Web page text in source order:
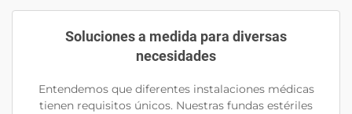
Soluciones a medida para diversas
necesidades
Entendemos que diferentes instalaciones médicas
tienen requisitos únicos. Nuestras fundas estériles